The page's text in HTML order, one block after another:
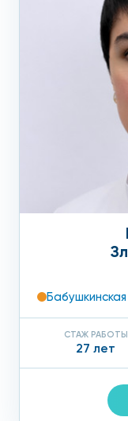
Бабушкинская
СТАЖ РАБОТЫ
27 лет